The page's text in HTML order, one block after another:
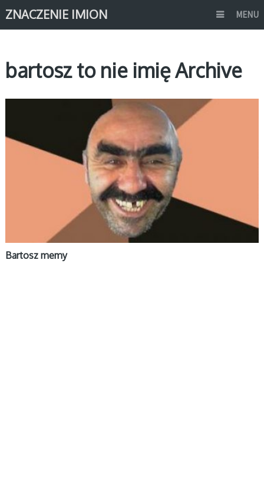
ZNACZENIE IMION MENU
bartosz to nie imię Archive
Bartosz memy